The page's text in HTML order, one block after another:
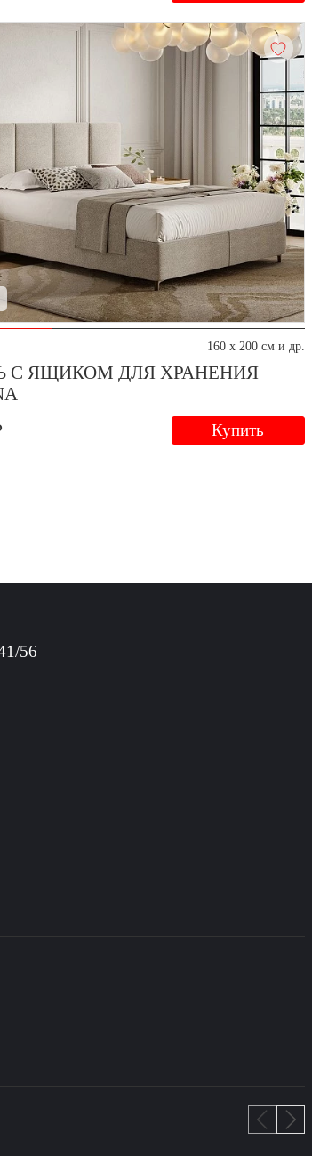
160 x 200 см и др.
С ЯЩИКОМ ДЛЯ ХРАНЕНИЯ
Купить
56